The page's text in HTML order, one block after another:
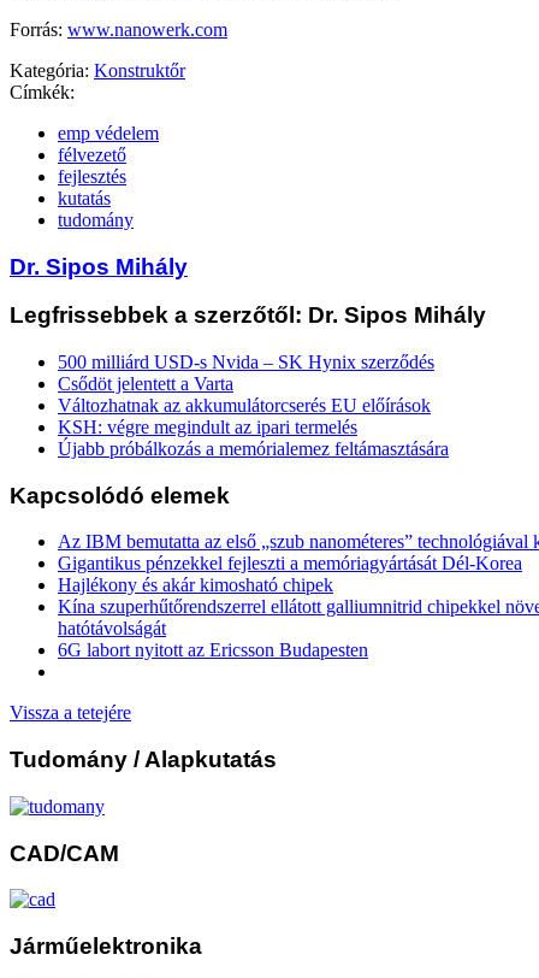
Forrás: www.nanowerk.com
Kategória: Konstruktőr
Címkék:
emp védelem
félvezető
fejlesztés
kutatás
tudomány
Dr. Sipos Mihály
Legfrissebbek a szerzőtől: Dr. Sipos Mihály
500 milliárd USD-s Nvida – SK Hynix szerződés
Csődöt jelentett a Varta
Változhatnak az akkumulátorcserés EU előírások
KSH: végre megindult az ipari termelés
Újabb próbálkozás a memórialemez feltámasztására
Kapcsolódó elemek
Az IBM bemutatta az első „szub nanométeres” technológiával
Gigantikus pénzekkel fejleszti a memóriagyártását Dél-Korea
Hajlékony és akár kimosható chipek
Kína szuperhűtőrendszerrel ellátott galliumnitrid chipekkel
hatótávolságát
6G labort nyitott az Ericsson Budapesten
Vissza a tetejére
Tudomány / Alapkutatás
CAD/CAM
Járműelektronika